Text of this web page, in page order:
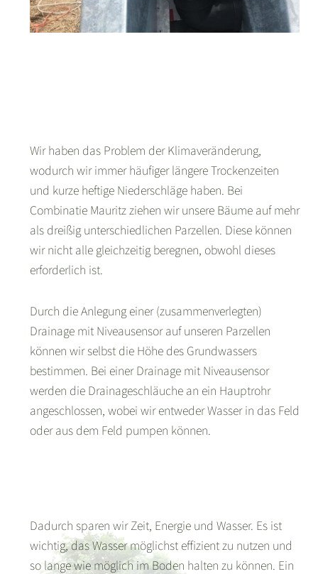
Wir haben das Problem der Klimaveränderung,
wodurch wir immer häufiger längere Trockenzeiten
und kurze heftige Niederschläge haben. Bei
Combinatie Mauritz ziehen wir unsere Bäume auf mehr
als dreißig unterschiedlichen Parzellen. Diese können
wir nicht alle gleichzeitig beregnen, obwohl dieses
erforderlich ist.
Durch die Anlegung einer (zusammenverlegten)
Drainage mit Niveausensor auf unseren Parzellen
können wir selbst die Höhe des Grundwassers
bestimmen. Bei einer Drainage mit Niveausensor
werden die Drainageschläuche an ein Hauptrohr
angeschlossen, wobei wir entweder Wasser in das Feld
oder aus dem Feld pumpen können.
Dadurch sparen wir Zeit, Energie und Wasser. Es ist
wichtig, das Wasser möglichst effizient zu nutzen und
so lange wie möglich im Boden halten zu können. Ein